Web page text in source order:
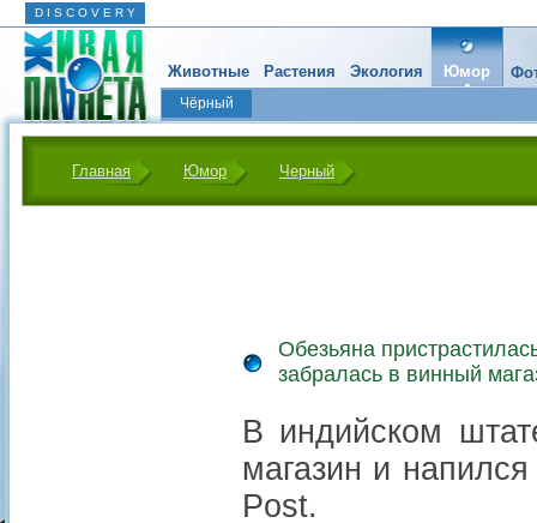
D I S C O V E R Y
Животные Растения Экология Юмор
Чёрный
Главная Юмор Черный
Обезьяна
забралась в винный
В индийском
магазин и
Post.